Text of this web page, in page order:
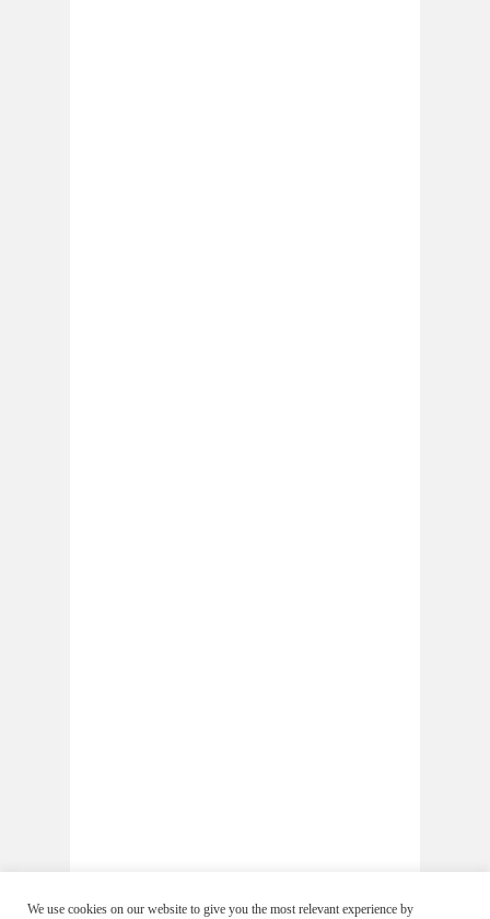
We use cookies on our website to give you the most relevant experience by